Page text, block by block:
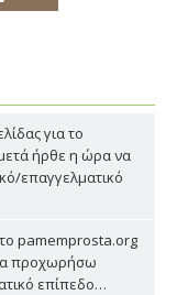
για το
ήρθε η ώρα να
επαγγελματικό
pamemprosta.org
προχωρήσω
επίπεδο…